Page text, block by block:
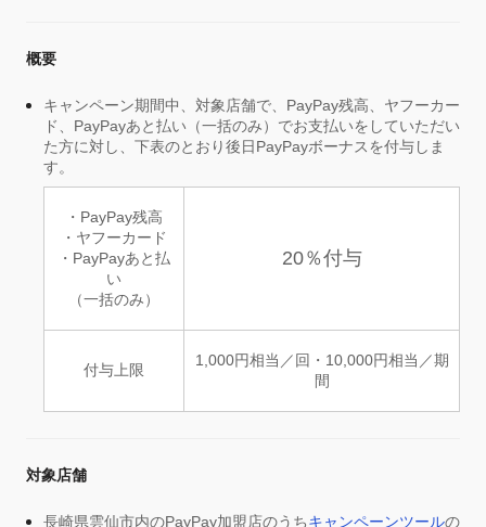
概要
キャンペーン期間中、対象店舗で、PayPay残高、ヤフーカー
ド、PayPayあと払い（一括のみ）でお支払いをしていただい
た方に対し、下表のとおり後日PayPayボーナスを付与しま
す。
・PayPay残高
・ヤフーカード
・PayPayあと払
い
（一括のみ）
20％付与
付与上限
1,000円相当／回・10,000円相当／期
間
対象店舗
長崎県雲仙市内のPayPay加盟店のうちキャンペーンツールの